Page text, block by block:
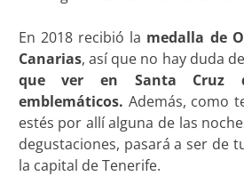
En 2018 recibió la medalla de
Canarias, así que no hay duda
que ver en Santa Cruz
emblemáticos. Además, como
estés por allí alguna de las
degustaciones, pasará a ser de
la capital de Tenerife.